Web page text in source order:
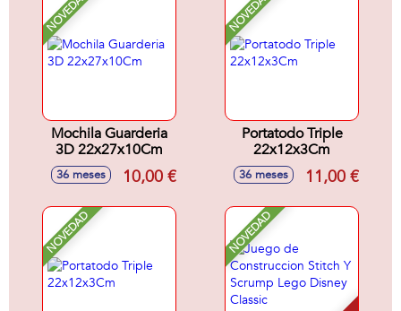
NOVEDAD
Mochila Guarderia
3D 22x27x10Cm
36 meses 10,00 €
NOVEDAD
Portatodo Triple
22x12x3Cm
36 meses 11,00 €
NOVEDAD NOVEDAD